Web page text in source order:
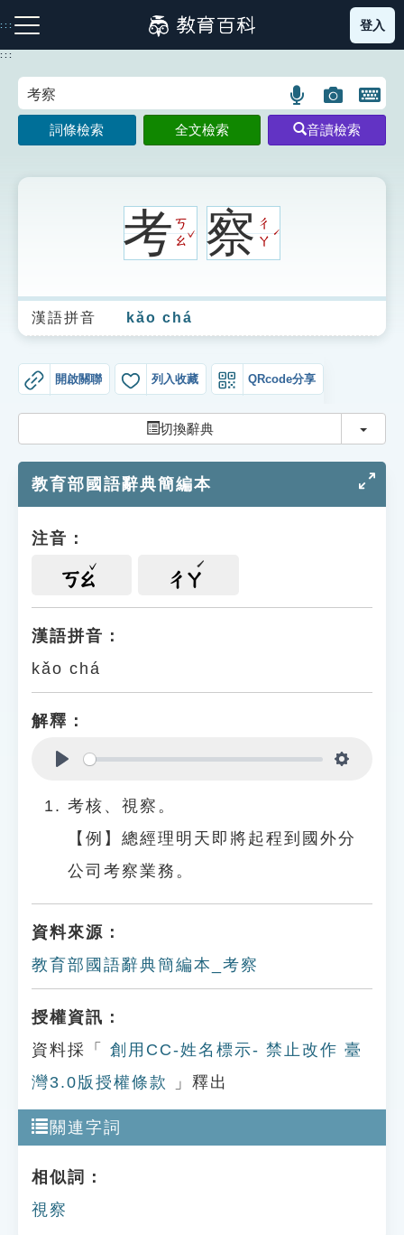
到
主
:::
注音索引圖示 筆畫索引圖示 部首索引表圖示
生字詞彙表
成語故事
索引選單
單字索引
遊戲專區
貓頭鷹博士
登入
:::
語
言
搜
圖
片
搜
開
鍵
圖
詞條檢索 全文檢索 音讀檢索
考ㄎ
ㄠ
ˇ察ㄔ
ㄚ
ˊ
漢語拼音 kǎo chá
開啟關聯 列入收藏 QRcode分享
切換辭典 切換
教育部國語辭典簡編本
注音：
ㄎㄠ ㄔㄚ
漢語拼音：
kǎo chá
解釋：
考核、視察。
【例】總經理明天即將起程到國外分
公司考察業務。
資料來源：
教育部國語辭典簡編本_考察
授權資訊：
資料採「
創用CC-姓名標示- 禁止改作 臺
灣3.0版授權條款
」釋出
關連字詞
相似詞：
視察